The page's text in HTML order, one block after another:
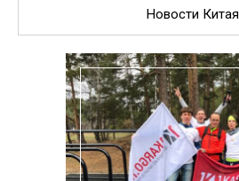
Новости Китая